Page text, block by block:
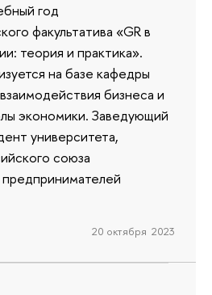
год
факультатива «GR в
теория и практика».
на базе кафедры
бизнеса и
экономики. Заведующий
университета,
союза
20 октября 2023